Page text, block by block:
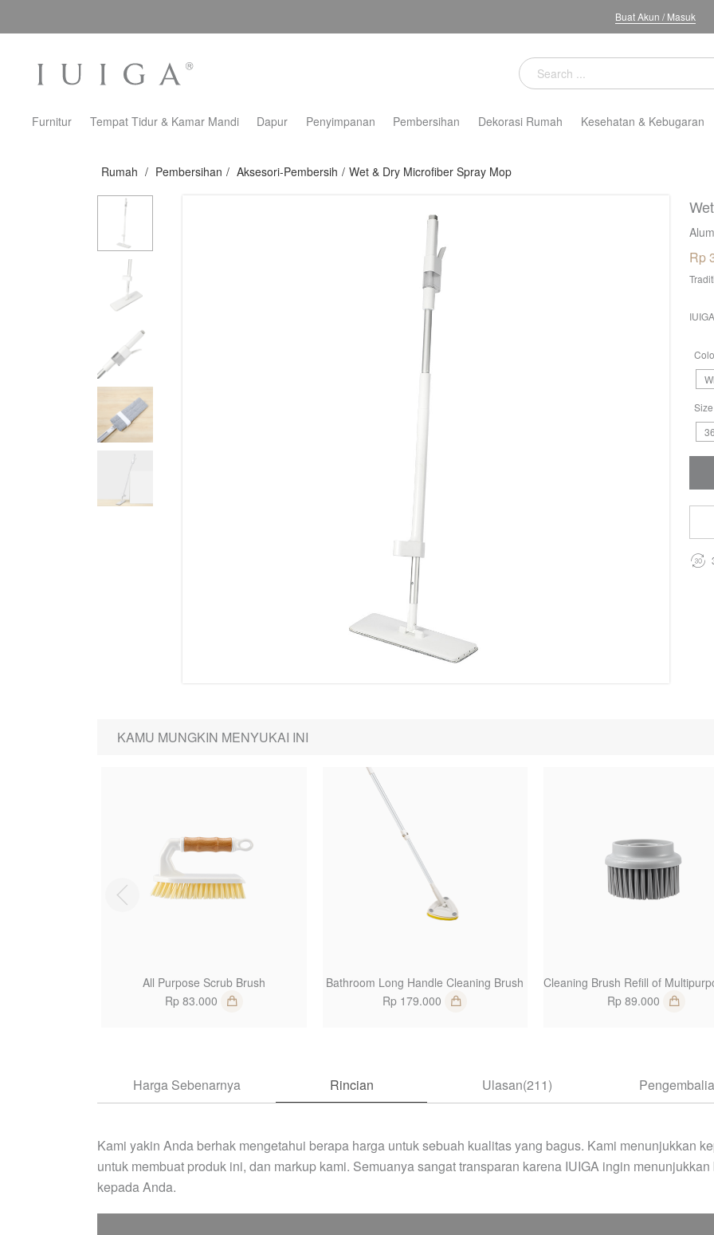
Buat Akun /Masuk
Furnitur Tempat Tidur & Kamar Mandi Dapur Penyimpanan Pembersihan Dekorasi Rumah Kesehatan & Kebugaran
Rumah / Pembersihan / Aksesori-Pembersih / Wet & Dry Microfiber Spray Mop
Rp
Size
KAMU MUNGKIN MENYUKAI INI
All Purpose Scrub Brush
Rp 83.000
Bathroom Long Handle Cleaning Brush
Rp 179.000
Rp 89.000
Harga Sebenarnya Rincian Ulasan(211)
Kami yakin Anda berhak mengetahui berapa harga untuk sebuah kualitas yang bagus. Kami menunjukkan
untuk membuat produk ini, dan markup kami. Semuanya sangat transparan karena IUIGA ingin
kepada Anda.